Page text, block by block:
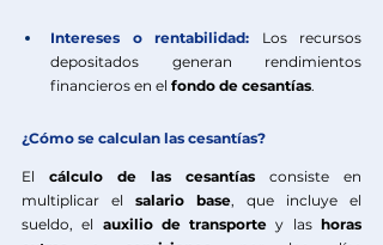
Intereses o rentabilidad:
Los recursos
depositados generan rendimientos
financieros en el fondo de cesantías.
¿Cómo se calculan las cesantías?
El cálculo de las cesantías consiste en
multiplicar el salario base, que incluye el
sueldo, el auxilio de transporte y las horas